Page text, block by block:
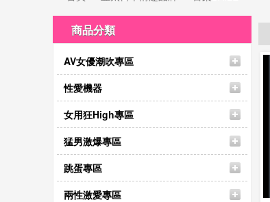
商品分類
AV女優潮吹專區
性愛機器
女用狂High專區
猛男激爆專區
跳蛋專區
兩性激愛專區